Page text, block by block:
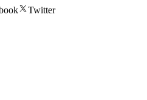
Twitter